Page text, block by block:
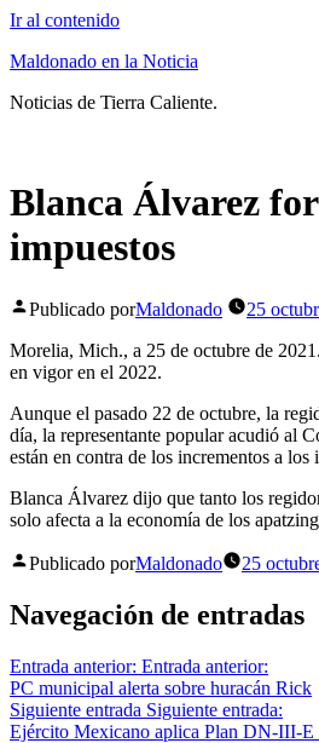
Ir al contenido
Maldonado en la Noticia
Noticias de Tierra Caliente.
Blanca Álvarez
impuestos
Publicado porMaldonado 25
Morelia, Mich., a 25 de octubre de
en vigor en el 2022.
Aunque el pasado 22 de octubre, la
día, la representante popular acudió al
están en contra de los incrementos a los
Blanca Álvarez dijo que tanto los
solo afecta a la economía de los
Publicado porMaldonado 25
Navegación de entradas
Entrada anterior: Entrada anterior:
PC municipal alerta sobre huracán Rick
Siguiente entrada Siguiente entrada:
Ejército Mexicano aplica Plan DN-III-E